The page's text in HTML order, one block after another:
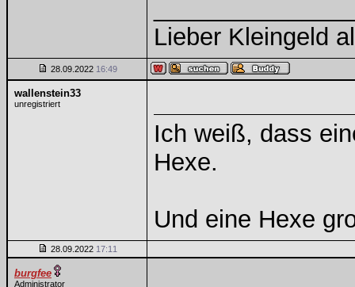
Lieber Kleingeld
28.09.2022 16:49
wallenstein33
unregistriert
Ich weiß, dass
Hexe.
Und eine Hexe
28.09.2022 17:11
burgfee
Administrator